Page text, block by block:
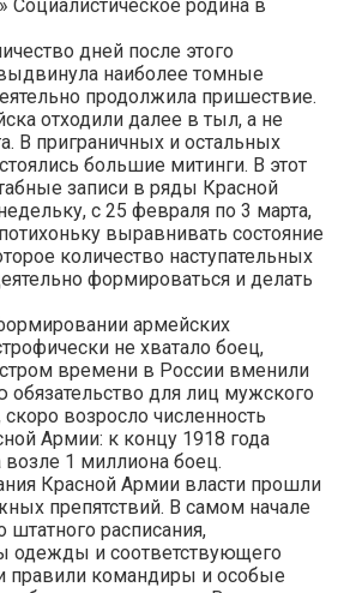
Социалистическое родина в
дней после этого
наиболее томные
продолжила пришествие.
отходили далее в тыл, а не
В приграничных и остальных
большие митинги. В этот
записи в ряды Красной
с 25 февраля по 3 марта,
выравнивать состояние
количество наступательных
формироваться и делать
армейских
не хватало боец,
времени в России вменили
для лиц мужского
возросло численность
Армии: к концу 1918 года
возле 1 миллиона боец.
Красной Армии власти прошли
препятствий. В самом начале
расписания,
одежды и соответствующего
правили командиры и особые